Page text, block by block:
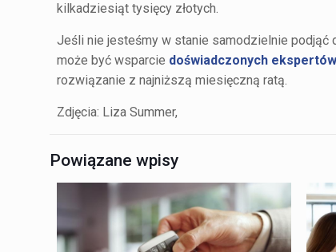
kilkadziesiąt tysięcy złotych.
Jeśli nie jesteśmy w stanie samodzielnie podjąć
może być wsparcie doświadczonych
rozwiązanie z najniższą miesięczną ratą.
Zdjęcia: Liza Summer,
Powiązane wpisy